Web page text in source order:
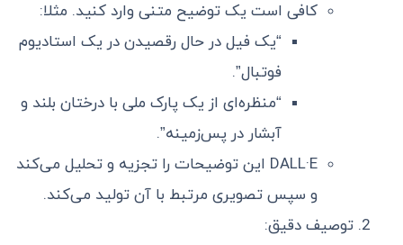
کافی است یک توضیح متنی وارد کنید. مثلا:
“یک فیل در حال رقصیدن در یک استادیوم
فوتبال”.
“منظره‌ای از یک پارک ملی با درختان بلند و
آبشار در پس‌زمینه”.
DALL·E این توضیحات را تجزیه و تحلیل می‌کند
و سپس تصویری مرتبط با آن تولید می‌کند.
توصیف دقیق: